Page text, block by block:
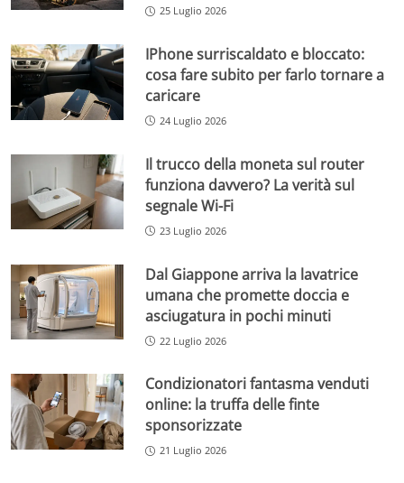
25 Luglio 2026
IPhone surriscaldato e bloccato:
cosa fare subito per farlo tornare a
caricare
24 Luglio 2026
Il trucco della moneta sul router
funziona davvero? La verità sul
segnale Wi-Fi
23 Luglio 2026
Dal Giappone arriva la lavatrice
umana che promette doccia e
asciugatura in pochi minuti
22 Luglio 2026
Condizionatori fantasma venduti
online: la truffa delle finte
sponsorizzate
21 Luglio 2026